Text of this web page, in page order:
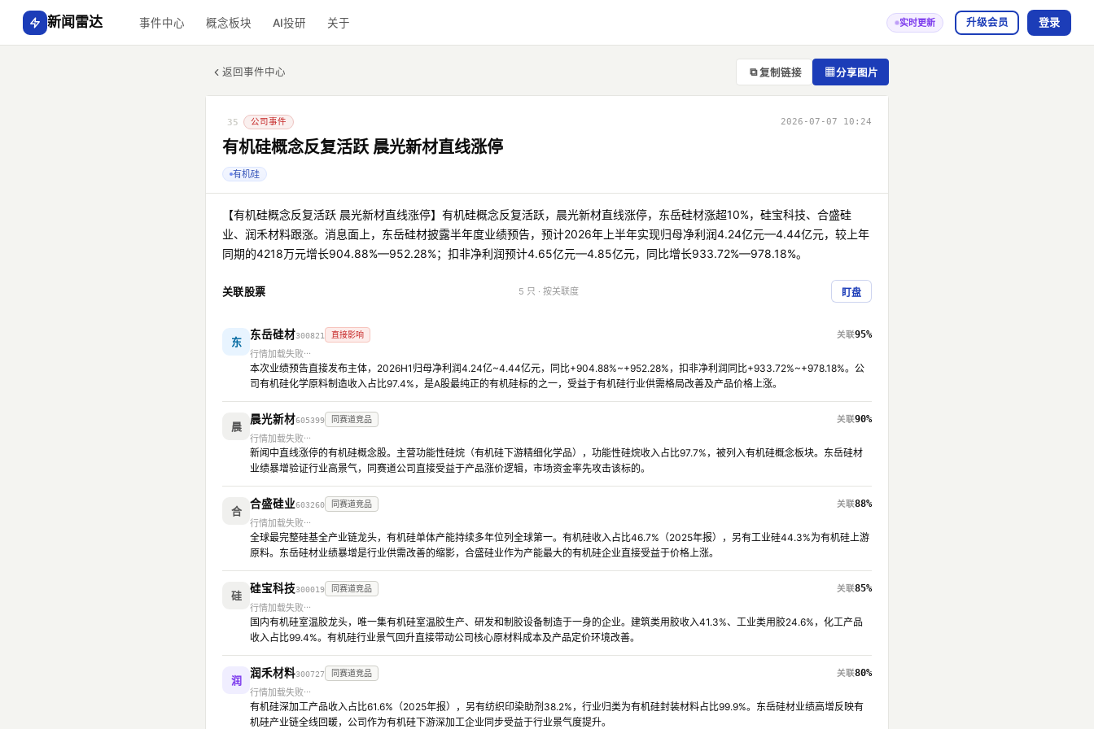
新闻雷达 事件中心 概念板块 AI投研 关于 实时更新 升级会员 登录
返回事件中心 ⧉ 复制链接 ▦分享图片
35 公司事件 2026-07-07 10:24
有机硅概念反复活跃 晨光新材直线涨停
有机硅
【有机硅概念反复活跃 晨光新材直线涨停】有机硅概念反复活跃，晨光新材直线涨停，东岳硅材涨超10%，硅宝科技、合盛硅
业、润禾材料跟涨。消息面上，东岳硅材披露半年度业绩预告，预计2026年上半年实现归母净利润4.24亿元—4.44亿元，较上年
同期的4218万元增长904.88%—952.28%；扣非净利润预计4.65亿元—4.85亿元，同比增长933.72%—978.18%。
关联股票 5 只 · 按关联度 盯盘
东
东岳硅材300821 直接影响
95%
行情加载失败
本次业绩预告直接发布主体，2026H1归母净利润4.24亿~4.44亿元，同比+904.88%~+952.28%，扣非净利润同比+933.72%~+978.18%。公
司有机硅化学原料制造收入占比97.4%，是A股最纯正的有机硅标的之一，受益于有机硅行业供需格局改善及产品价格上涨。
晨
晨光新材605399 同赛道竞品
90%
行情加载失败
新闻中直线涨停的有机硅概念股。主营功能性硅烷（有机硅下游精细化学品），功能性硅烷收入占比97.7%，被列入有机硅概念板块。东岳硅材
业绩暴增验证行业高景气，同赛道公司直接受益于产品涨价逻辑，市场资金率先攻击该标的。
合
合盛硅业603260 同赛道竞品
88%
行情加载失败
全球最完整硅基全产业链龙头，有机硅单体产能持续多年位列全球第一。有机硅收入占比46.7%（2025年报），另有工业硅44.3%为有机硅上游
原料。东岳硅材业绩暴增是行业供需改善的缩影，合盛硅业作为产能最大的有机硅企业直接受益于价格上涨。
硅
硅宝科技300019 同赛道竞品
85%
行情加载失败
国内有机硅室温胶龙头，唯一集有机硅室温胶生产、研发和制胶设备制造于一身的企业。建筑类用胶收入41.3%、工业类用胶24.6%，化工产品
收入占比99.4%。有机硅行业景气回升直接带动公司核心原材料成本及产品定价环境改善。
润
润禾材料300727 同赛道竞品
80%
行情加载失败
有机硅深加工产品收入占比61.6%（2025年报），另有纺织印染助剂38.2%，行业归类为有机硅封装材料占比99.9%。东岳硅材业绩高增反映有
机硅产业链全线回暖，公司作为有机硅下游深加工企业同步受益于行业景气度提升。